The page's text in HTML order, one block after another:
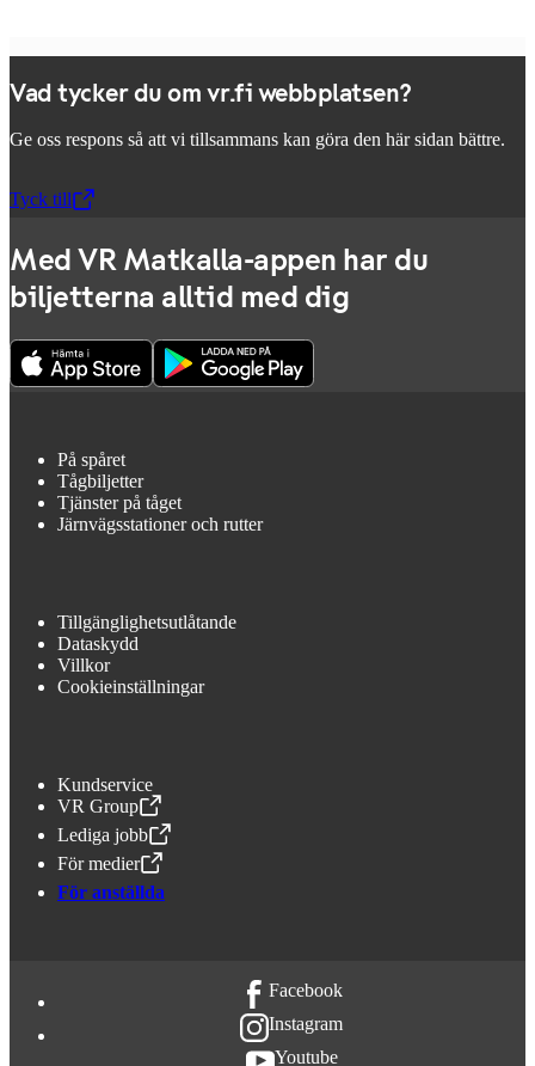
Vad tycker du om vr.fi webbplatsen?
Ge oss respons så att vi tillsammans kan göra den här sidan bättre.
Tyck till
,Öppnas i en ny flik
Med VR Matkalla-appen har du
biljetterna alltid med dig
På spåret
Tågbiljetter
Tjänster på tåget
Järnvägsstationer och rutter
Tillgänglighetsutlåtande
Dataskydd
Villkor
Cookieinställningar
Kundservice
VR Group
,Öppnas i en ny flik
Lediga jobb
,Öppnas i en ny flik
För medier
,Öppnas i en ny flik
För anställda
Facebook
Instagram
Youtube